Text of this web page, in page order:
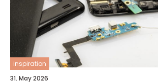
inspiration
31. May 2026